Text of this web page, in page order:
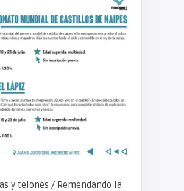
y telones / Remendando la